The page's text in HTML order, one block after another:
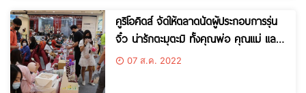
คูริโอคิดส์ จัดให้ตลาดนัดผู้ประกอบการรุ่น
จิ๋ว น่ารักตะมุตะมิ ทั้งคุณพ่อ คุณแม่ และ
คุณลูก สนุกสนานสอด
07 ส.ค. 2022